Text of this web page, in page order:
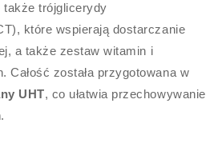
także trójglicerydy
które wspierają dostarczanie
a także zestaw witamin i
Całość została przygotowana w
UHT, co ułatwia przechowywanie